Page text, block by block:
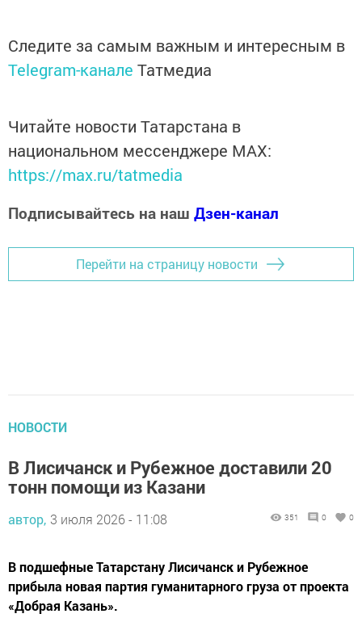
Следите за самым важным и интересным в
Telegram-канале Татмедиа
Читайте новости Татарстана в
национальном мессенджере MАХ:
https://max.ru/tatmedia
Подписывайтесь на наш Дзен-канал
Перейти на страницу новости
НОВОСТИ
В Лисичанск и Рубежное доставили 20
тонн помощи из Казани
автор, 3 июля 2026 - 11:08 351 0 0
В подшефные Татарстану Лисичанск и Рубежное
прибыла новая партия гуманитарного груза от проекта
«Добрая Казань».